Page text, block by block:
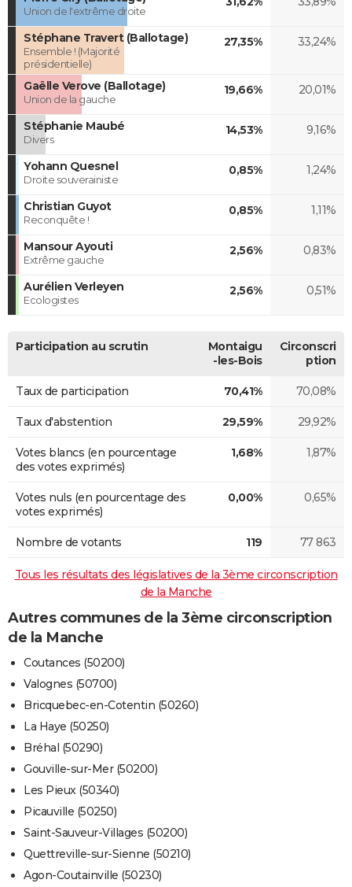
Union de l'extrême droite
Stéphane Travert (Ballotage)
Ensemble ! (Majorité
présidentielle)
27,35% 33,24%
Gaëlle Verove (Ballotage)
Union de la gauche
19,66% 20,01%
Stéphanie Maubé
Divers
14,53% 9,16%
Yohann Quesnel
Droite souverainiste
0,85% 1,24%
Christian Guyot
Reconquête !
0,85% 1,11%
Mansour Ayouti
Extrême gauche
2,56% 0,83%
Aurélien Verleyen
Ecologistes
2,56% 0,51%
Participation au scrutin
Montaigu
-les-Bois
Circonscri
ption
Taux de participation 70,41% 70,08%
Taux d'abstention 29,59% 29,92%
Votes blancs (en pourcentage
des votes exprimés)
1,68% 1,87%
Votes nuls (en pourcentage des
votes exprimés)
0,00% 0,65%
Nombre de votants 119 77 863
Tous les résultats des législatives de la 3ème circonscription
de la Manche
Autres communes de la 3ème circonscription
de la Manche
Coutances (50200)
Valognes (50700)
Bricquebec-en-Cotentin (50260)
La Haye (50250)
Bréhal (50290)
Gouville-sur-Mer (50200)
Les Pieux (50340)
Picauville (50250)
Saint-Sauveur-Villages (50200)
Quettreville-sur-Sienne (50210)
Agon-Coutainville (50230)